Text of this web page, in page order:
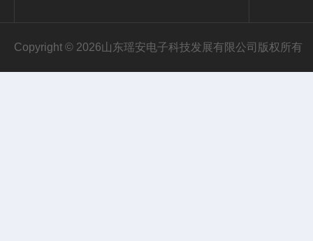
Copyright © 2026山东瑶安电子科技发展有限公司版权所有